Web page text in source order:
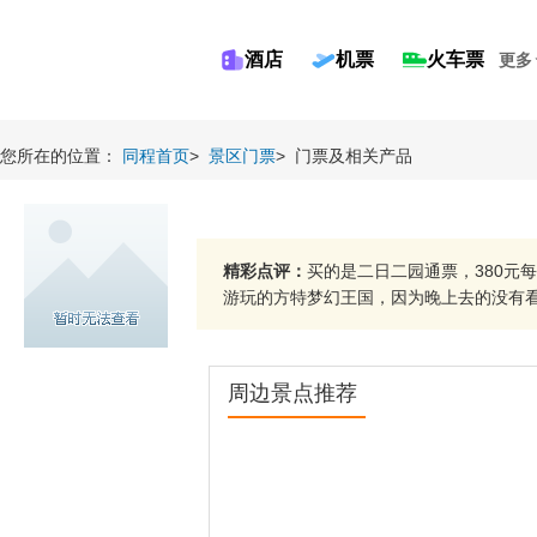
酒店 机票 火车票 更多
您所在的位置： 同程首页> 景区门票> 门票及相关产品
精彩点评： 买的是二日二园通票，380元
游玩的方特梦幻王国，因为晚上去的没有
周边景点推荐